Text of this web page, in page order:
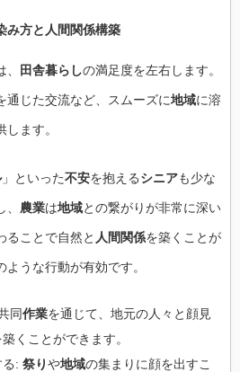
み方と 人間関係構築
、 田舎暮らしの満足度を左右します。
通じた交流など、スムーズに地域に溶
ます。
」といった不安を抱えるシニアも少な
農業は地域との繋がりが非常に深い
ることで自然と 人間関係を築くことが
うな行動が有効です。
同作業を通じて、地元の人々と顔見
くことができます。
: 祭りや地域の集まりに顔を出すこ